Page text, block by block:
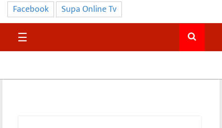
प्रमुख
समाचार
सुदुर
Facebook Supa Online Tv
☰